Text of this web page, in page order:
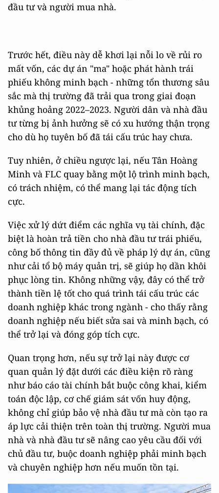
đầu tư và người mua nhà.
Trước hết, điều này dễ khơi lại nỗi lo về rủi ro
mất vốn, các dự án "ma" hoặc phát hành trái
phiếu không minh bạch - những tổn thương sâu
sắc mà thị trường đã trải qua trong giai đoạn
khủng hoảng 2022–2023. Người dân và nhà đầu
tư từng bị ảnh hưởng sẽ có xu hướng thận trọng
cho dù họ tuyên bố đã tái cấu trúc hay chưa.
Tuy nhiên, ở chiều ngược lại, nếu Tân Hoàng
Minh và FLC quay bằng một lộ trình minh bạch,
có trách nhiệm, có thể mang lại tác động tích
cực.
Việc xử lý dứt điểm các nghĩa vụ tài chính, đặc
biệt là hoàn trả tiền cho nhà đầu tư trái phiếu,
công bố thông tin đầy đủ về pháp lý dự án, cũng
như cải tổ bộ máy quản trị, sẽ giúp họ dần khôi
phục lòng tin. Không những vậy, đây có thể trở
thành tiền lệ tốt cho quá trình tái cấu trúc các
doanh nghiệp khác trong ngành - cho thấy rằng
doanh nghiệp nếu biết sửa sai và minh bạch, có
thể trở lại và đóng góp tích cực.
Quan trọng hơn, nếu sự trở lại này được cơ
quan quản lý đặt dưới các điều kiện rõ ràng
như báo cáo tài chính bắt buộc công khai, kiểm
toán độc lập, cơ chế giám sát vốn huy động,
không chỉ giúp bảo vệ nhà đầu tư mà còn tạo ra
áp lực cải thiện trên toàn thị trường. Người mua
nhà và nhà đầu tư sẽ nâng cao yêu cầu đối với
chủ đầu tư, buộc doanh nghiệp phải minh bạch
và chuyên nghiệp hơn nếu muốn tồn tại.